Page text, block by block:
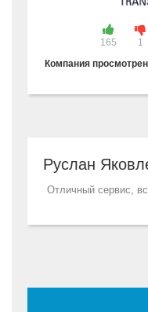
165
1
Компания
Руслан
Отличный сервис,